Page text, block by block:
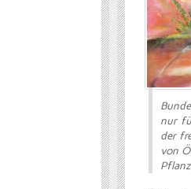
nur
der
von